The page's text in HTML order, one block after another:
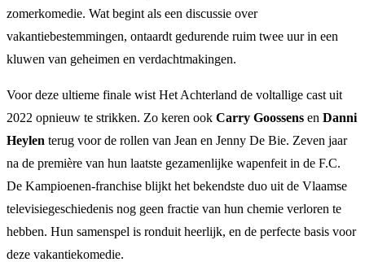
zomerkomedie. Wat begint als een discussie over
vakantiebestemmingen, ontaardt gedurende ruim twee uur in een
kluwen van geheimen en verdachtmakingen.
Voor deze ultieme finale wist Het Achterland de voltallige cast uit
2022 opnieuw te strikken. Zo keren ook Carry Goossens en Danni
Heylen terug voor de rollen van Jean en Jenny De Bie. Zeven jaar
na de première van hun laatste gezamenlijke wapenfeit in de F.C.
De Kampioenen-franchise blijkt het bekendste duo uit de Vlaamse
televisiegeschiedenis nog geen fractie van hun chemie verloren te
hebben. Hun samenspel is ronduit heerlijk, en de perfecte basis voor
deze vakantiekomedie.